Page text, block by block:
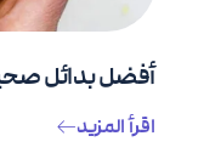
أفضل بدائل
اقرأ المزيد